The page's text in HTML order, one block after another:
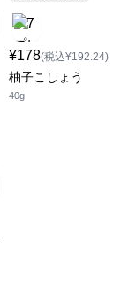
¥178(税込¥192.24)
柚子こしょう
40g